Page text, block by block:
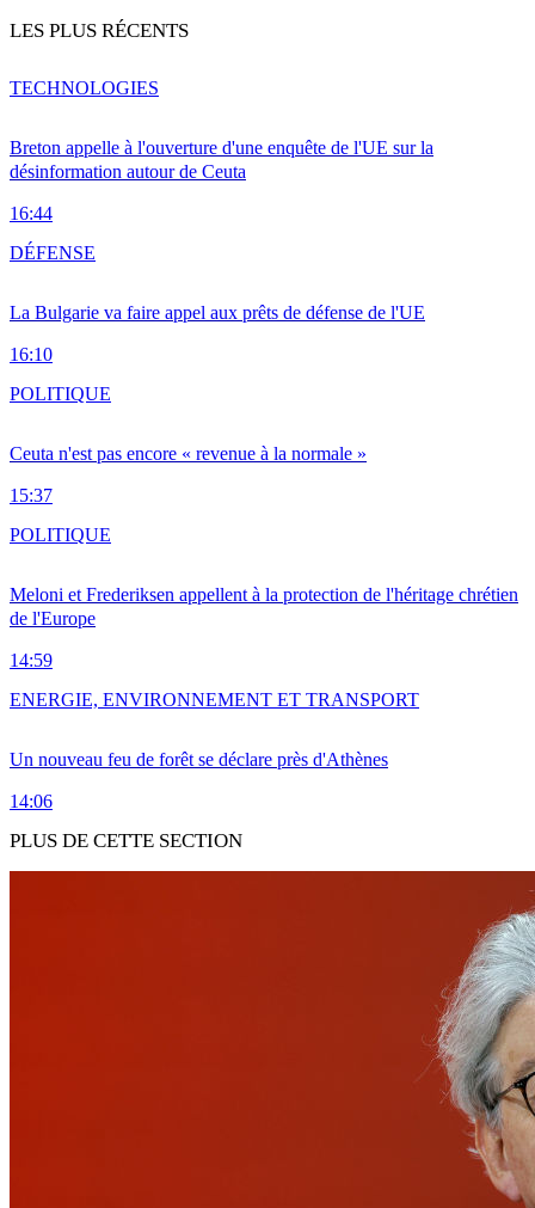
LES PLUS RÉCENTS
Breton appelle à l'ouverture d'une enquête de l'UE sur la
désinformation autour de Ceuta
16:44
TECHNOLOGIES
La Bulgarie va faire appel aux prêts de défense de l'UE
16:10
DÉFENSE
Ceuta n'est pas encore « revenue à la normale »
15:37
POLITIQUE
Meloni et Frederiksen appellent à la protection de l'héritage chrétien
de l'Europe
14:59
POLITIQUE
Un nouveau feu de forêt se déclare près d'Athènes
14:06
ENERGIE, ENVIRONNEMENT ET TRANSPORT
PLUS DE CETTE SECTION